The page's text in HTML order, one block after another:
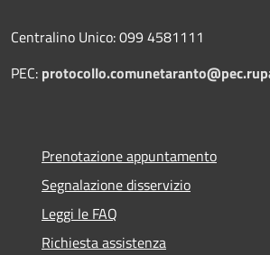
Centralino Unico: 099 4581111
PEC:
Prenotazione appuntamento
Segnalazione disservizio
Leggi le FAQ
Richiesta assistenza